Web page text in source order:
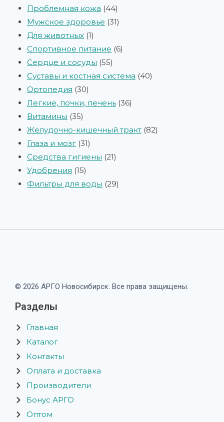
Проблемная кожа 44
Мужское здоровье 31
Для животных 1
Спортивное питание 6
Сердце и сосуды 55
Суставы и костная система 40
Ортопедия 30
Легкие, почки, печень 36
Витамины 35
Желудочно-кишечный тракт 82
Глаза и мозг 31
Средства гигиены 21
Удобрения 15
Фильтры для воды 29
© 2026 АРГО Новосибирск. Все права защищены.
Разделы
Главная
Каталог
Контакты
Оплата и доставка
Производители
Бонус АРГО
Оптом